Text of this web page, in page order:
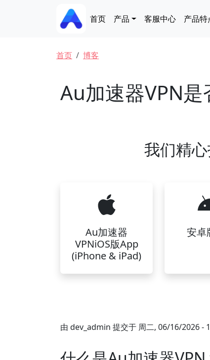
Main navigation
首页 产品 客服中心 产品特
面包屑
首页 博客
Au加速器VPN
我们精
Au加速器
VPNiOS版App
(iPhone & iPad)
安卓
由 dev_admin 提交于 周二, 06/16/2026 -